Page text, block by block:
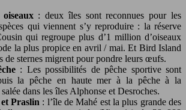
: deux îles sont reconnues pour les
qui viennent s’y reproduire : la réserve
qui regroupe plus d’1 million d’oiseaux
la plus propice en avril / mai. Et Bird Island
de sternes migrent pour pondre leurs œufs.
: Les possibilités de pêche sportive sont
la pêche en haute mer à la pêche à la
dans les îles Alphonse et Desroches.
Praslin : l’île de Mahé est la plus grande des